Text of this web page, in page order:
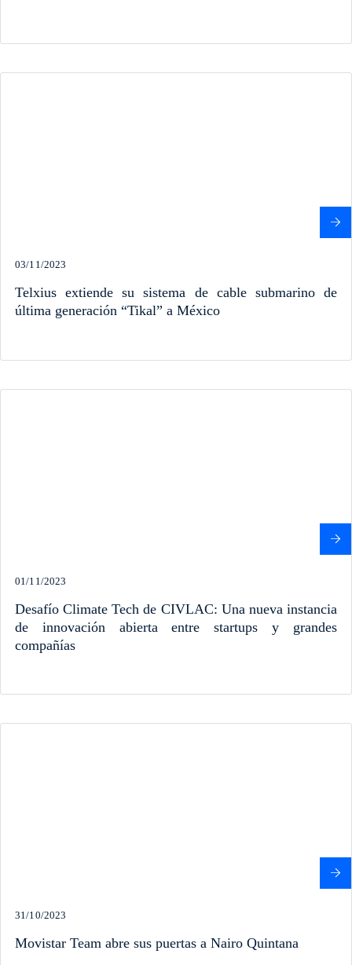
03/11/2023
Telxius extiende su sistema de cable submarino de
última generación “Tikal” a México
01/11/2023
Desafío Climate Tech de CIVLAC: Una nueva instancia
de innovación abierta entre startups y grandes
compañías
31/10/2023
Movistar Team abre sus puertas a Nairo Quintana